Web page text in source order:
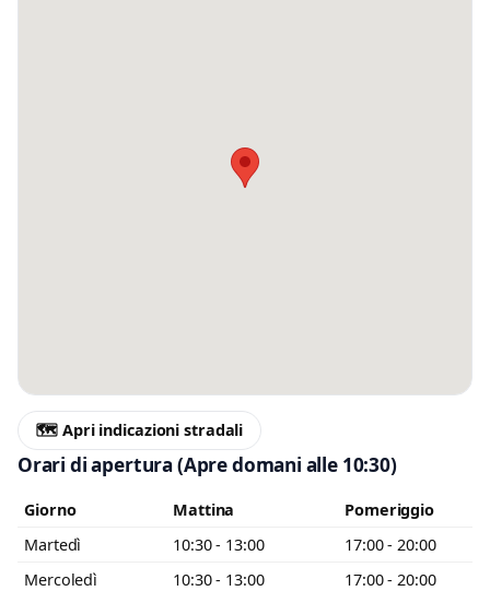
🗺️ Apri indicazioni stradali
Orari di apertura(Apre domani alle 10:30)
Giorno Mattina
Pomeriggio
Martedì
10:30 - 13:00
17:00 - 20:00
Mercoledì
10:30 - 13:00
17:00 - 20:00
Accetto l’informativa privacy
0 / 2000